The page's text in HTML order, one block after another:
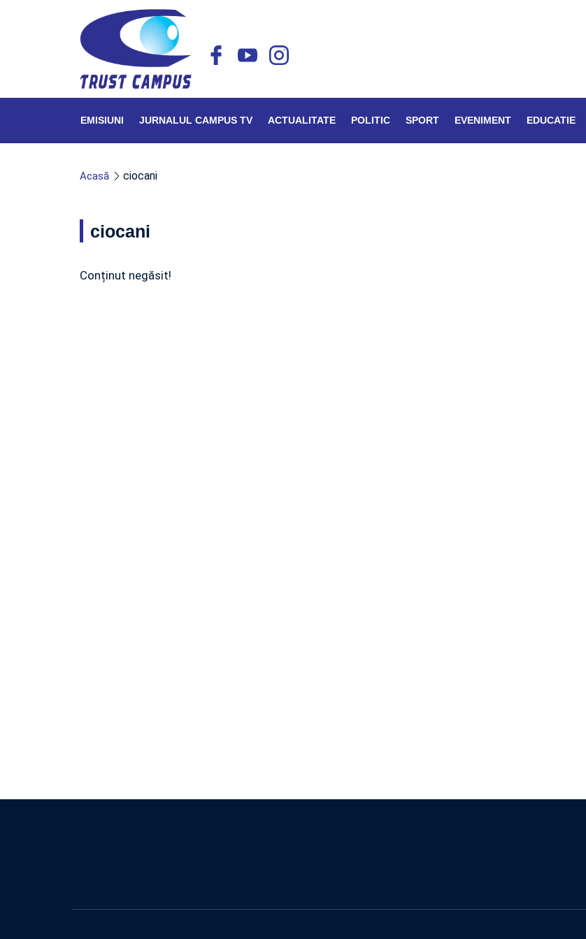
EMISIUNI JURNALUL CAMPUS TV ACTUALITATE POLITIC SPORT EVENIMENT EDUCATIE
Acasă ciocani
ciocani
Conținut negăsit!